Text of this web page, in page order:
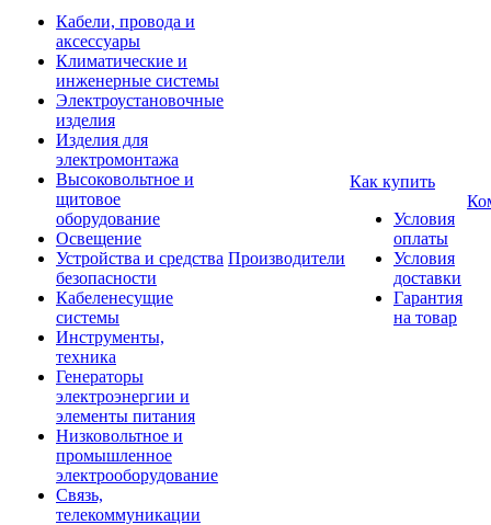
Кабели, провода и
аксессуары
Климатические и
инженерные системы
Электроустановочные
изделия
Изделия для
электромонтажа
Высоковольтное и
щитовое
оборудование
Освещение
Устройства и средства
безопасности
Кабеленесущие
системы
Инструменты,
техника
Генераторы
электроэнергии и
элементы питания
Низковольтное и
промышленное
электрооборудование
Связь,
телекоммуникации
Производители
Как купить
Условия
оплаты
Условия
доставки
Гарантия
на товар